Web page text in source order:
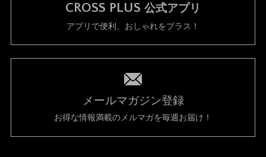
CROSS PLUS 公式アプリ
アプリで便利、おしゃれをプラス！
メールマガジン登録
お得な情報満載のメルマガを毎週お届け！